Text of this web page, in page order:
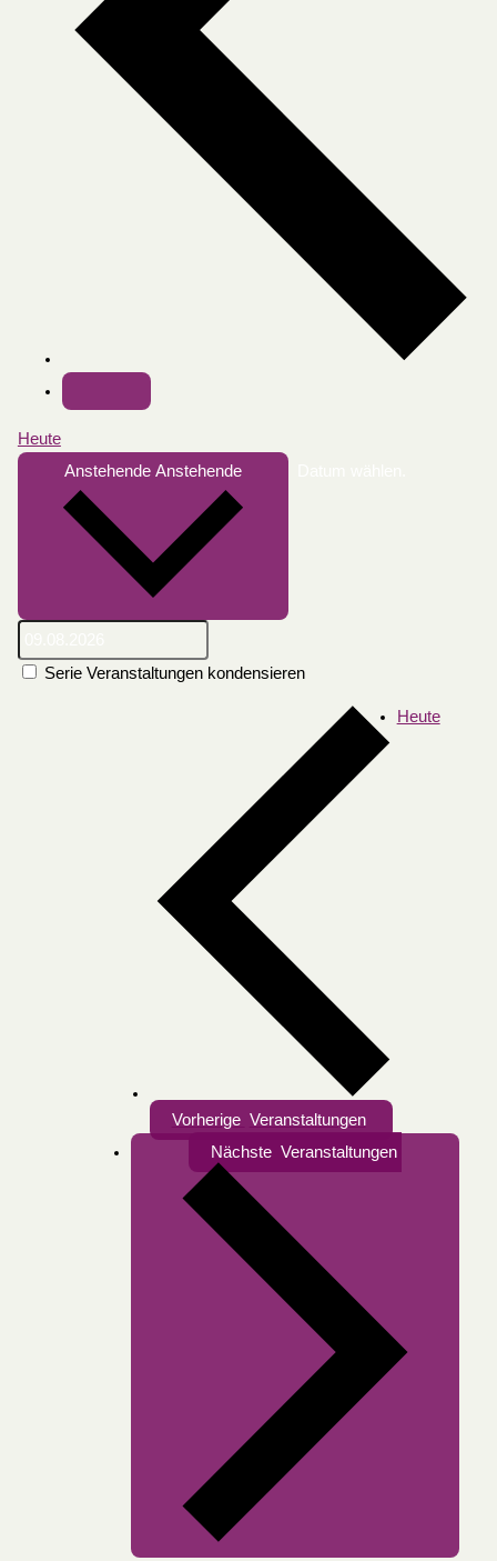
Heute
Anstehende Anstehende
Serie Veranstaltungen kondensieren
Vorherige Veranstaltungen
Heute
Nächste Veranstaltungen